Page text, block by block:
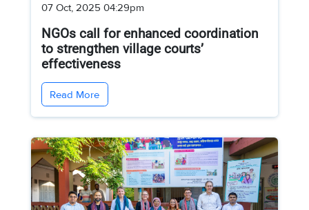
07 Oct, 2025 04:29pm
NGOs call for enhanced coordination
to strengthen village courts’
effectiveness
Read More